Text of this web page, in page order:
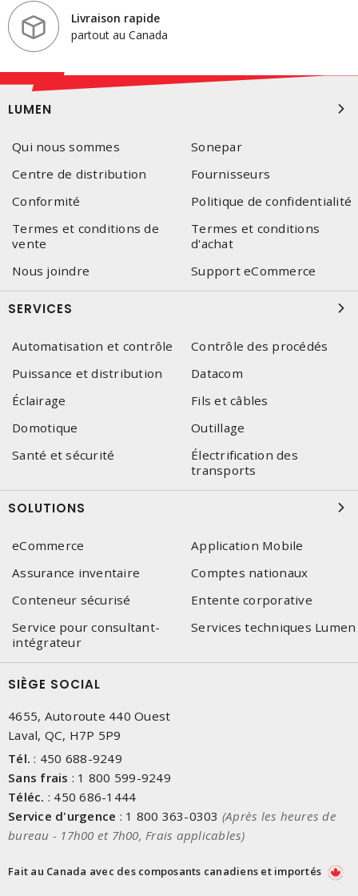
Livraison rapide
partout au Canada
LUMEN
Qui nous sommes
Sonepar
Centre de distribution
Fournisseurs
Conformité
Politique de confidentialité
Termes et conditions de
vente
Termes et conditions
d'achat
Nous joindre
Support eCommerce
SERVICES
Automatisation et contrôle
Contrôle des procédés
Puissance et distribution
Datacom
Éclairage
Fils et câbles
Domotique
Outillage
Santé et sécurité
Électrification des
transports
SOLUTIONS
eCommerce
Application Mobile
Assurance inventaire
Comptes nationaux
Conteneur sécurisé
Entente corporative
Service pour consultant-
intégrateur
Services techniques Lumen
SIÈGE SOCIAL
4655, Autoroute 440 Ouest
Laval, QC, H7P 5P9
Tél. : 450 688-9249
Sans frais : 1 800 599-9249
Téléc. : 450 686-1444
Service d'urgence : 1 800 363-0303 (Après les heures de
bureau - 17h00 et 7h00, Frais applicables)
Fait au Canada avec des composants canadiens et importés